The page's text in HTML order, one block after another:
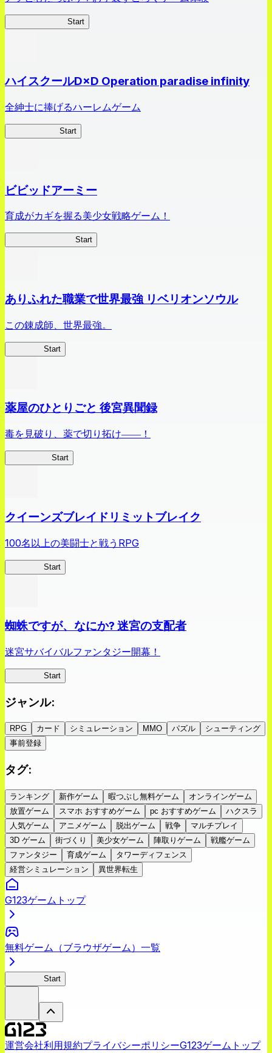
Start
ハイスクールD×D Operation paradise infinity
全紳士に捧げるハーレムゲーム
Start
ビビッドアーミー
育成がカギを握る美少女戦略ゲーム！
Start
ありふれた職業で世界最強 リベリオンソウル
この錬成師、世界最強。
Start
薬屋のひとりごと 後宮異聞録
毒を見破り、薬で切り拓け――！
Start
クイーンズブレイドリミットブレイク
100名以上の美闘士と戦うRPG
Start
蜘蛛ですが、なにか? 迷宮の支配者
迷宮サバイバルファンタジー開幕！
Start
ジャンル:
RPG カード シミュレーション MMO パズル
シューティング
事前登録
タグ:
ランキング 新作ゲーム 暇つぶし無料ゲーム
オンラインゲーム
放置ゲーム
スマホ おすすめゲーム pc おすすめゲーム
ハクスラ
人気ゲーム
アニメゲーム 脱出ゲーム 戦争
マルチプレイ
3D ゲーム
街づくり 美少女ゲーム 陣取りゲーム
戦艦ゲーム
ファンタジー
育成ゲーム
タワーディフェンス
経営シミュレーション
異世界転生
G123ゲームトップ
無料ゲーム（ブラウザゲーム）一覧
Start
運営会社利用規約プライバシーポリシーG123ゲームトップ